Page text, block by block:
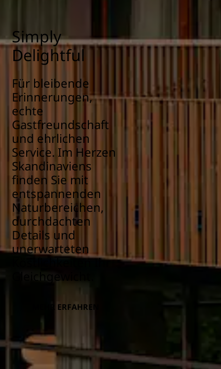
Simply
Delightful
Für bleibende
Erinnerungen,
echte
Gastfreundschaft
und ehrlichen
Service. Im Herzen
Skandinaviens
finden Sie mit
entspannenden
Naturbereichen,
durchdachten
Details und
unerwarteten
Köstlichkeiten Ihr
Gleichgewicht.
MEHR ERFAHREN